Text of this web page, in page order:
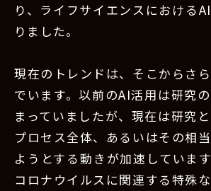
り、ライフサイエンスにおける
りました。
現在のトレンドは、そこからさ
でいます。以前のAI活用は研究
まっていましたが、現在は研究
プロセス全体、あるいはその相
ようとする動きが加速していま
コロナウイルスに関連する特殊